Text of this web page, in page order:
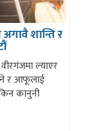
शान्ति र
ल्याएर
र आफूलाई
कानुनी